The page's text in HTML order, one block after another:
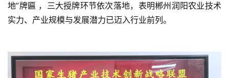
首
页
地”牌匾 ，三大授牌环节依次落地，表明郴州润阳农业技术
实力、产业规模与发展潜力已迈入行业前列。